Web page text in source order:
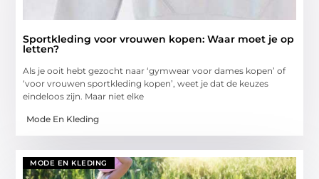
Sportkleding voor vrouwen kopen: Waar moet je op
letten?
Als je ooit hebt gezocht naar ‘gymwear voor dames kopen’ of
‘voor vrouwen sportkleding kopen’, weet je dat de keuzes
eindeloos zijn. Maar niet elke
Mode En Kleding
MODE EN KLEDING